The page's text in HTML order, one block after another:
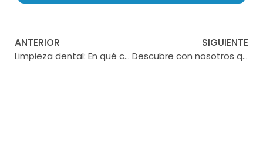
ANTERIOR
Limpieza dental: En qué consiste y cómo efectuarla correctamente
SIGUIENTE
Descubre con nosotros que es la herpangina